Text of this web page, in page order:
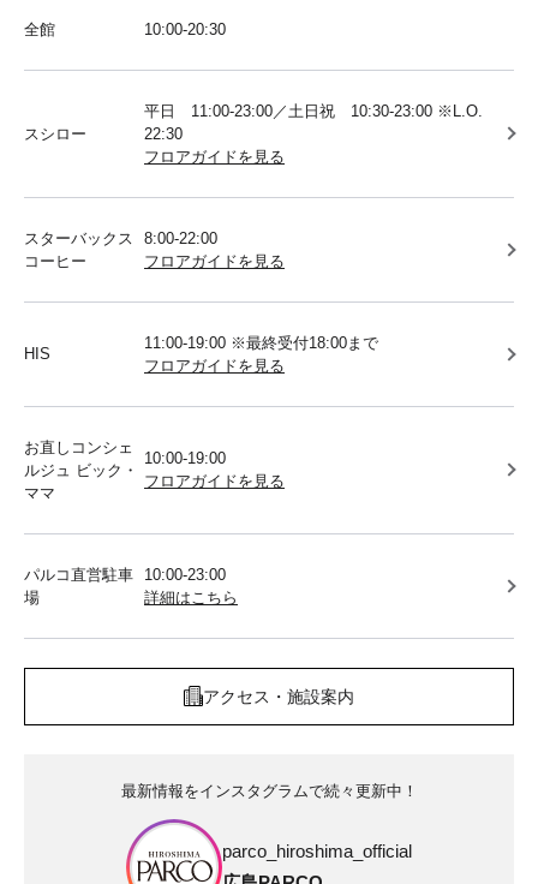
全館 10:00-20:30
スシロー
平日 11:00-23:00／土日祝 10:30-23:00 ※L.O.
22:30
フロアガイドを見る
スターバックス
コーヒー
8:00-22:00
フロアガイドを見る
HIS
11:00-19:00 ※最終受付18:00まで
フロアガイドを見る
お直しコンシェ
ルジュ ビック・
ママ
10:00-19:00
フロアガイドを見る
パルコ直営駐車
場
10:00-23:00
詳細はこちら
アクセス・施設案内
最新情報をインスタグラムで続々更新中！
parco_hiroshima_official